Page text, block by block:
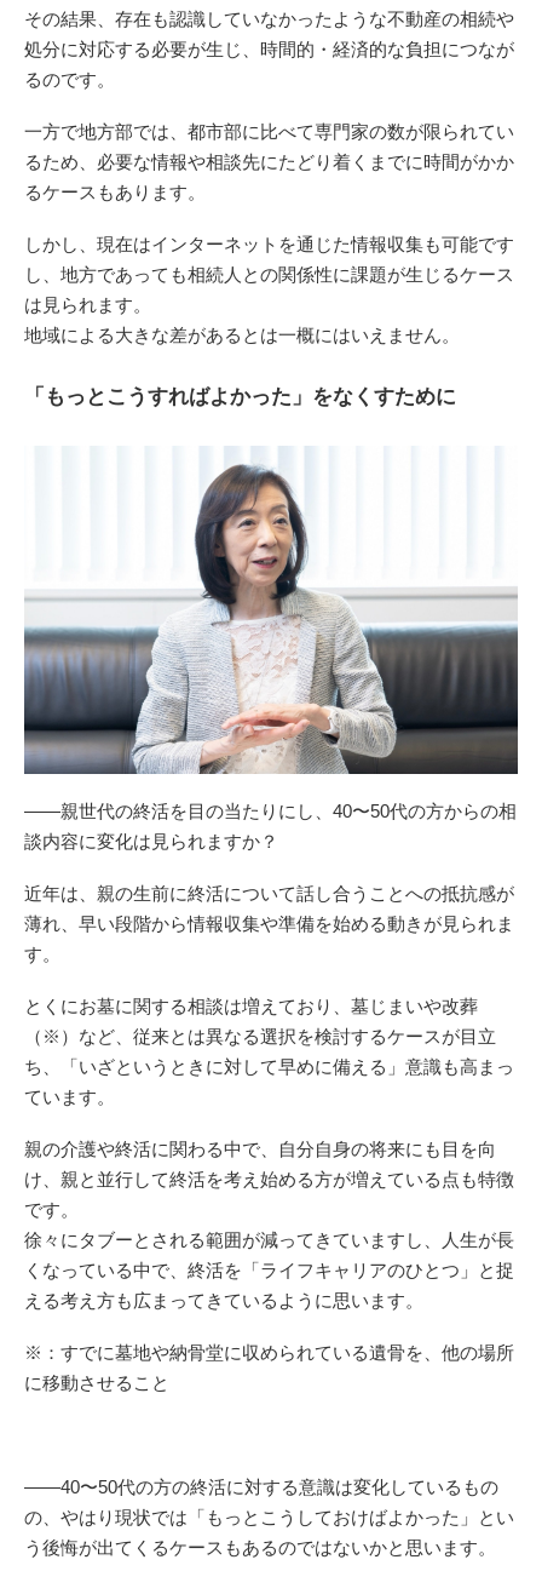
その結果、存在も認識していなかったような不動産の相続や
処分に対応する必要が生じ、時間的・経済的な負担につなが
るのです。
一方で地方部では、都市部に比べて専門家の数が限られてい
るため、必要な情報や相談先にたどり着くまでに時間がかか
るケースもあります。
しかし、現在はインターネットを通じた情報収集も可能です
し、地方であっても相続人との関係性に課題が生じるケース
は見られます。
地域による大きな差があるとは一概にはいえません。
「もっとこうすればよかった」をなくすために
——親世代の終活を目の当たりにし、40〜50代の方からの相
談内容に変化は見られますか？
近年は、親の生前に終活について話し合うことへの抵抗感が
薄れ、早い段階から情報収集や準備を始める動きが見られま
す。
とくにお墓に関する相談は増えており、墓じまいや改葬
（※）など、従来とは異なる選択を検討するケースが目立
ち、「いざというときに対して早めに備える」意識も高まっ
ています。
親の介護や終活に関わる中で、自分自身の将来にも目を向
け、親と並行して終活を考え始める方が増えている点も特徴
です。
徐々にタブーとされる範囲が減ってきていますし、人生が長
くなっている中で、終活を「ライフキャリアのひとつ」と捉
える考え方も広まってきているように思います。
※：すでに墓地や納骨堂に収められている遺骨を、他の場所
に移動させること
——40〜50代の方の終活に対する意識は変化しているもの
の、やはり現状では「もっとこうしておけばよかった」とい
う後悔が出てくるケースもあるのではないかと思います。